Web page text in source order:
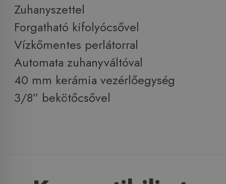
Zuhanyszettel
Forgatható kifolyócsővel
Vízkőmentes perlátorral
Automata zuhanyváltóval
40 mm kerámia vezérlőegység
3/8” bekötőcsővel